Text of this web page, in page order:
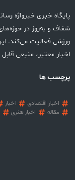
پایگاه خبری خبرواژه
شفاف و به‌روز در
ورزشی فعالیت می‌کند.
اخبار معتبر، منبعی
پرچسب ها
اخبار اقتصادی اخبار
مقاله
اخبار هنری